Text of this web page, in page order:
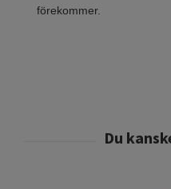
förekommer.